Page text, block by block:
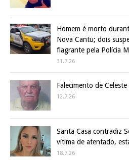
Homem é morto
Nova Cantu; dois
flagrante pela Polícia
31.7.26
Falecimento de
12.7.26
Santa Casa contradiz
vítima de atentado,
18.7.26